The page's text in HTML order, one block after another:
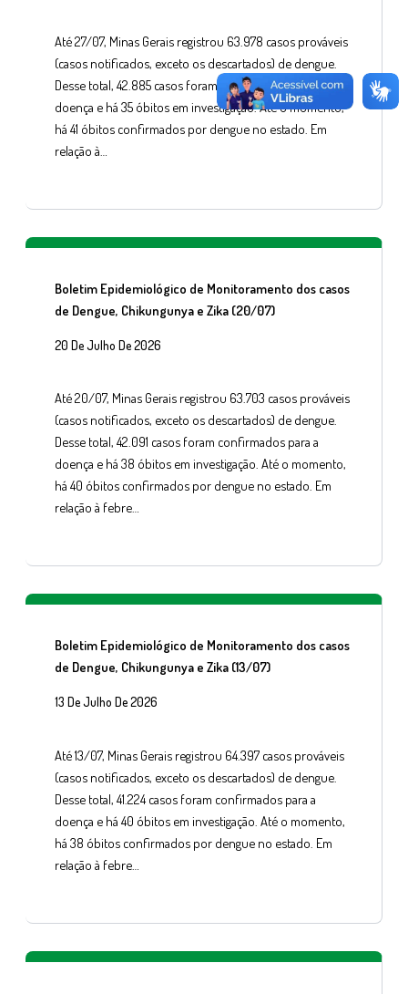
Até 27/07, Minas Gerais registrou 63.978 casos prováveis
(casos notificados, exceto os descartados) de dengue.
Desse total, 42.885 casos foram confirmados para a
doença e há 35 óbitos em investigação. Até o momento,
há 41 óbitos confirmados por dengue no estado. Em
relação à…
Boletim Epidemiológico de Monitoramento dos casos
de Dengue, Chikungunya e Zika (20/07)
20 De Julho De 2026
Até 20/07, Minas Gerais registrou 63.703 casos prováveis
(casos notificados, exceto os descartados) de dengue.
Desse total, 42.091 casos foram confirmados para a
doença e há 38 óbitos em investigação. Até o momento,
há 40 óbitos confirmados por dengue no estado. Em
relação à febre…
Boletim Epidemiológico de Monitoramento dos casos
de Dengue, Chikungunya e Zika (13/07)
13 De Julho De 2026
Até 13/07, Minas Gerais registrou 64.397 casos prováveis
(casos notificados, exceto os descartados) de dengue.
Desse total, 41.224 casos foram confirmados para a
doença e há 40 óbitos em investigação. Até o momento,
há 38 óbitos confirmados por dengue no estado. Em
relação à febre…